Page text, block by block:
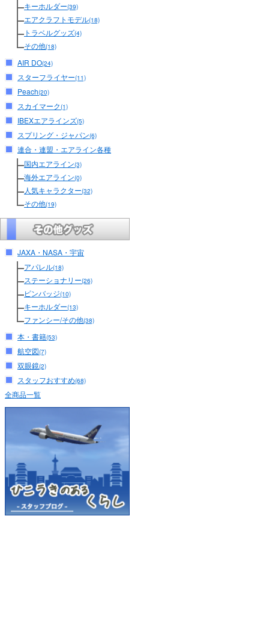
キーホルダー(39)
エアクラフトモデル(18)
トラベルグッズ(4)
その他(18)
AIR DO(24)
スターフライヤー(11)
Peach(20)
スカイマーク(1)
IBEXエアラインズ(5)
スプリング・ジャパン(6)
連合・連盟・エアライン各種
国内エアライン(3)
海外エアライン(0)
人気キャラクター(32)
その他(19)
JAXA・NASA・宇宙
アパレル(18)
ステーショナリー(26)
ピンバッジ(10)
キーホルダー(13)
ファンシー/その他(38)
本・書籍(53)
航空図(7)
双眼鏡(2)
スタッフおすすめ(68)
全商品一覧